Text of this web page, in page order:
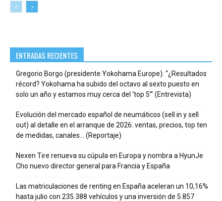
ENTRADAS RECIENTES
Gregorio Borgo (presidente Yokohama Europe): “¿Resultados
récord? Yokohama ha subido del octavo al sexto puesto en
solo un año y estamos muy cerca del ‘top 5’” (Entrevista)
Evolución del mercado español de neumáticos (sell in y sell
out) al detalle en el arranque de 2026: ventas, precios, top ten
de medidas, canales… (Reportaje)
Nexen Tire renueva su cúpula en Europa y nombra a HyunJe
Cho nuevo director general para Francia y España
Las matriculaciones de renting en España aceleran un 10,16%
hasta julio con 235.388 vehículos y una inversión de 5.857